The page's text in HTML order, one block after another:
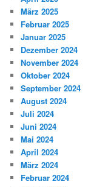
März 2025
Februar 2025
Januar 2025
Dezember 2024
November 2024
Oktober 2024
September 2024
August 2024
Juli 2024
Juni 2024
Mai 2024
April 2024
März 2024
Februar 2024